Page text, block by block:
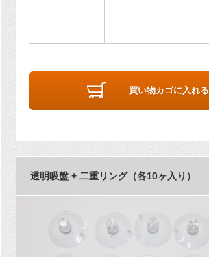
買い物カゴに入れる
透明吸盤 + 二重リング（各10ヶ入り）